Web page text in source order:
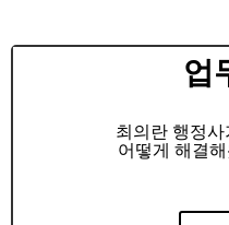
업
최의란 행정
어떻게 해결